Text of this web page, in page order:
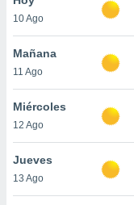
en
más
nuestra
de
10 Ago
Mañana
11 Ago
Miércoles
12 Ago
Jueves
13 Ago